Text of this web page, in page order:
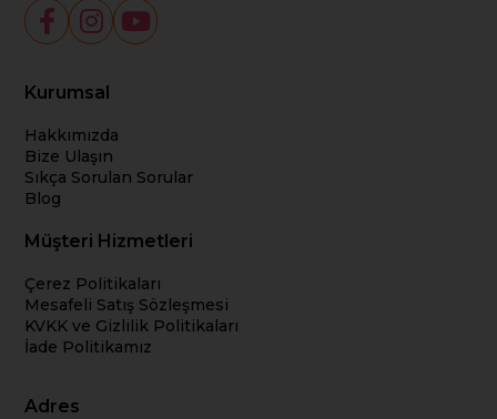
Kurumsal
Hakkımızda
Bize Ulaşın
Sıkça Sorulan Sorular
Blog
Müşteri Hizmetleri
Çerez Politikaları
Mesafeli Satış Sözleşmesi
KVKK ve Gizlilik Politikaları
İade Politikamız
Adres